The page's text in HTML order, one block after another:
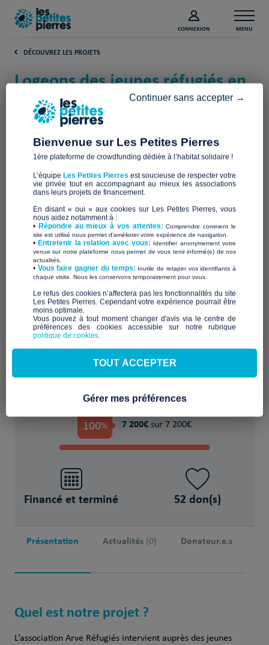
CONNEXION MENU
DÉCOUVREZ LES PROJETS
Logeons des jeunes réfugiés en
Vallée de l’Arve (Haute-Savoie)
ARVE REFUGIES
Financer provisoirement l'hébergement ou
le logement
4 Jeune(s) majeur(s) et mineur(s) isolés
PROJET FINANCÉ !
100% 7 200€ sur 7 200€
Financé et terminé 52 don(s)
Présentation Actualités (0) Donateur.e.s
Quel est notre projet ?
L’association Arve Réfugiés intervient auprès des jeunes
Bienvenue sur Les Petites Pierres
1ère plateforme de crowdfunding dédiée à l’habitat solidaire !
L’équipe Les Petites Pierres est soucieuse de respecter votre
vie privée tout en accompagnant au mieux les associations
dans leurs projets de financement.
En disant « oui » aux cookies sur Les Petites Pierres, vous
nous aidez notamment à :
• Répondre au mieux à vos attentes:Comprendre comment le
site est utilisé nous permet d'améliorer votre expérience de navigation.
•Entretenir la relation avec vous: Identifier anonymement votre
venue sur notre plateforme nous permet de vous tenir informé(e) de nos
actualités.
​• Vous faire gagner du temps: Inutile de retaper vos identifiants à
chaque visite. Nous les conservons temporairement pour vous.
​Le refus des cookies n’affectera pas les fonctionnalités du site
Les Petites Pierres. Cependant votre expérience pourrait être
moins optimale.​
Vous pouvez à tout moment changer d'avis via le centre de
préférences des cookies accessible sur notre rubrique
politique de cookies.
Continuer sans accepter →
TOUT ACCEPTER
Gérer mes préférences